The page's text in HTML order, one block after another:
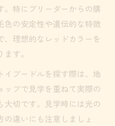
。特にブリーダーからの購
色の安定性や遺伝的な特徴
、理想的なレッドカラーを
す。
イプードルを探す際は、地
プで見学を重ねて実際の
切です。見学時には光の
違いにも注意しましょ